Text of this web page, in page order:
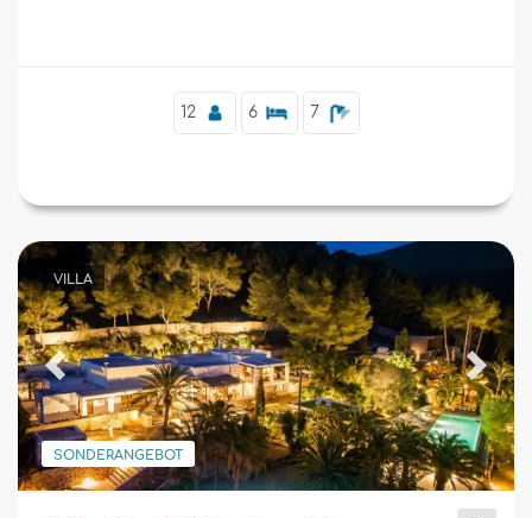
12 6 7
VILLA
SONDERANGEBOT
Previous Next